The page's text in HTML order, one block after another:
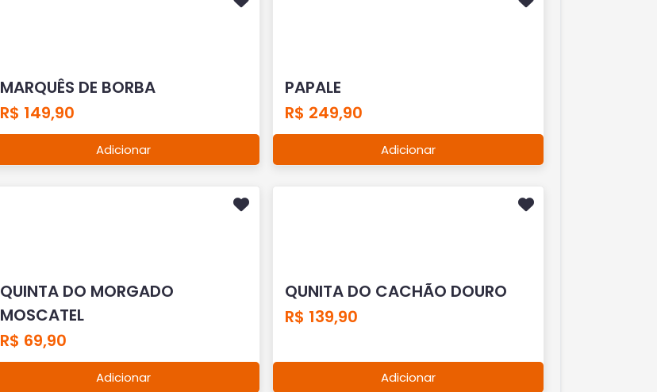
MARQUÊS DE BORBA
R$ 149,90
Adicionar
PAPALE
R$ 249,90
Adicionar
QUINTA DO MORGADO
MOSCATEL
R$ 69,90
Adicionar
QUNITA DO CACHÃO DOURO
R$ 139,90
Adicionar